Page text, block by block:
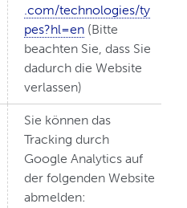
.com/technologies/ty
pes?hl=en (Bitte
beachten Sie, dass Sie
dadurch die Website
verlassen)
Sie können das
Tracking durch
Google Analytics auf
der folgenden Website
abmelden: